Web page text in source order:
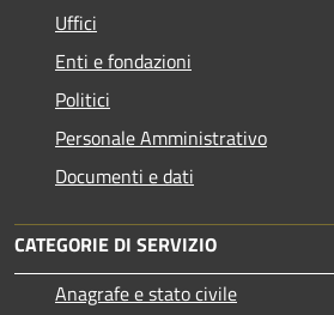
Uffici
Enti e fondazioni
Politici
Personale Amministrativo
Documenti e dati
CATEGORIE DI SERVIZIO
Anagrafe e stato civile